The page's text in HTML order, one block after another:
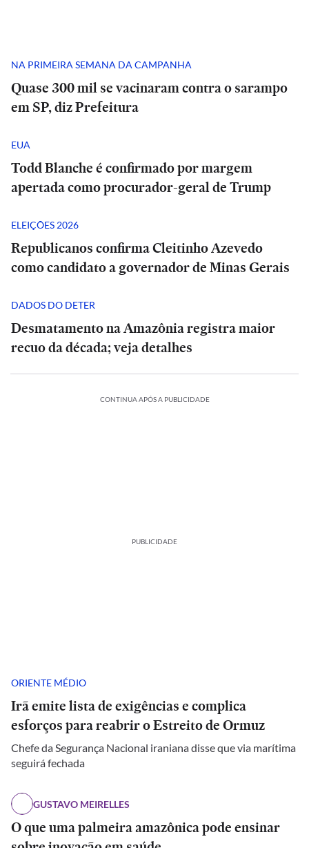
NA PRIMEIRA SEMANA DA CAMPANHA
Quase 300 mil se vacinaram contra o sarampo
em SP, diz Prefeitura
EUA
Todd Blanche é confirmado por margem
apertada como procurador-geral de Trump
ELEIÇÕES 2026
Republicanos confirma Cleitinho Azevedo
como candidato a governador de Minas Gerais
DADOS DO DETER
Desmatamento na Amazônia registra maior
recuo da década; veja detalhes
CONTINUA APÓS A PUBLICIDADE
PUBLICIDADE
ORIENTE MÉDIO
Irã emite lista de exigências e complica
esforços para reabrir o Estreito de Ormuz
Chefe da Segurança Nacional iraniana disse que via marítima
seguirá fechada
GUSTAVO MEIRELLES
O que uma palmeira amazônica pode ensinar